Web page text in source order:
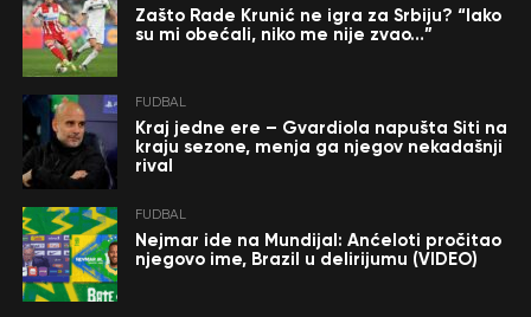
Zašto Rade Krunić ne igra za Srbiju? “Iako
su mi obećali, niko me nije zvao…”
FUDBAL
Kraj jedne ere – Gvardiola napušta Siti na
kraju sezone, menja ga njegov nekadašnji
rival
FUDBAL
Nejmar ide na Mundijal: Anćeloti pročitao
njegovo ime, Brazil u delirijumu (VIDEO)